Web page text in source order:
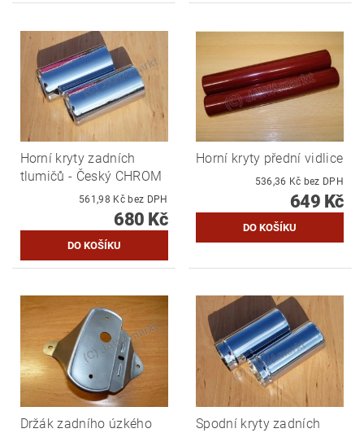
Horní kryty zadních
tlumičů - Český CHROM
561,98 Kč bez DPH
680 Kč
Horní kryty přední vidlice
536,36 Kč bez DPH
649 Kč
Držák zadního úzkého
Spodní kryty zadních